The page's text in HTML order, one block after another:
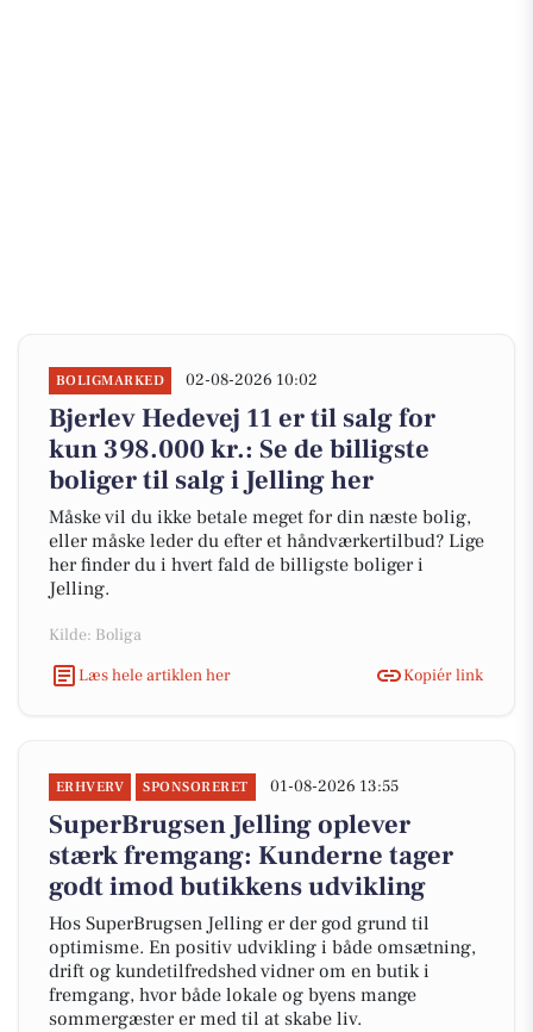
BOLIGMARKED 02-08-2026 10:02
Bjerlev Hedevej 11 er til salg for
kun 398.000 kr.: Se de billigste
boliger til salg i Jelling her
Måske vil du ikke betale meget for din næste bolig,
eller måske leder du efter et håndværkertilbud? Lige
her finder du i hvert fald de billigste boliger i
Jelling.
Kilde: Boliga
Læs hele artiklen her
Kopiér link
ERHVERV SPONSORERET 01-08-2026 13:55
SuperBrugsen Jelling oplever
stærk fremgang: Kunderne tager
godt imod butikkens udvikling
Hos SuperBrugsen Jelling er der god grund til
optimisme. En positiv udvikling i både omsætning,
drift og kundetilfredshed vidner om en butik i
fremgang, hvor både lokale og byens mange
sommergæster er med til at skabe liv.